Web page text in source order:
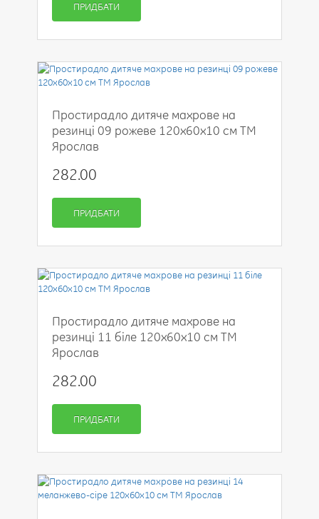
ПРИДБАТИ
Простирадло дитяче махрове на
резинці 09 рожеве 120х60х10 см ТМ
Ярослав
282.00
ПРИДБАТИ
Простирадло дитяче махрове на
резинці 11 біле 120х60х10 см ТМ
Ярослав
282.00
ПРИДБАТИ